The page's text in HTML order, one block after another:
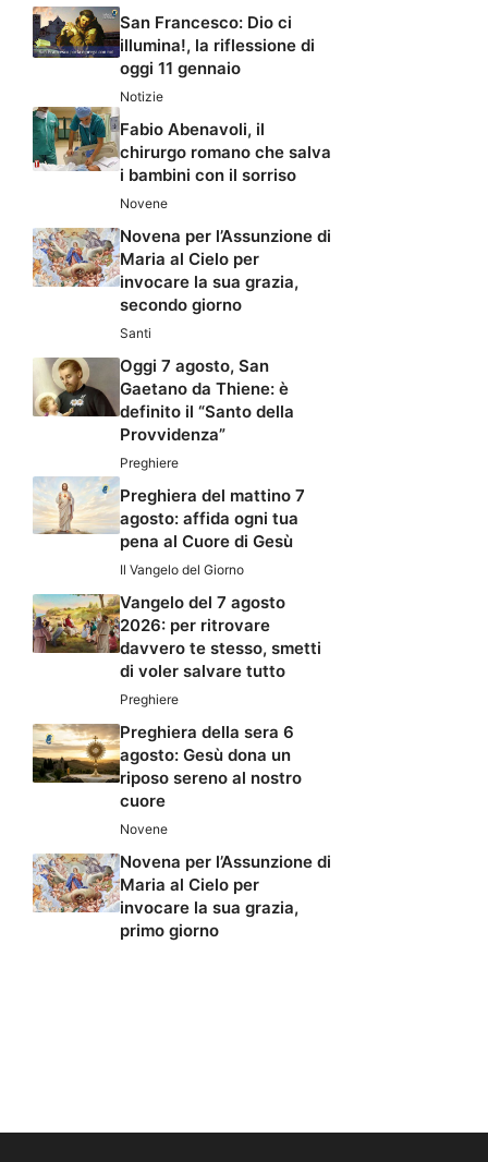
San Francesco: Dio ci
illumina!, la riflessione di
oggi 11 gennaio
Notizie
Fabio Abenavoli, il
chirurgo romano che salva
i bambini con il sorriso
Novene
Novena per l’Assunzione di
Maria al Cielo per
invocare la sua grazia,
secondo giorno
Santi
Oggi 7 agosto, San
Gaetano da Thiene: è
definito il “Santo della
Provvidenza”
Preghiere
Preghiera del mattino 7
agosto: affida ogni tua
pena al Cuore di Gesù
Il Vangelo del Giorno
Vangelo del 7 agosto
2026: per ritrovare
davvero te stesso, smetti
di voler salvare tutto
Preghiere
Preghiera della sera 6
agosto: Gesù dona un
riposo sereno al nostro
cuore
Novene
Novena per l’Assunzione di
Maria al Cielo per
invocare la sua grazia,
primo giorno